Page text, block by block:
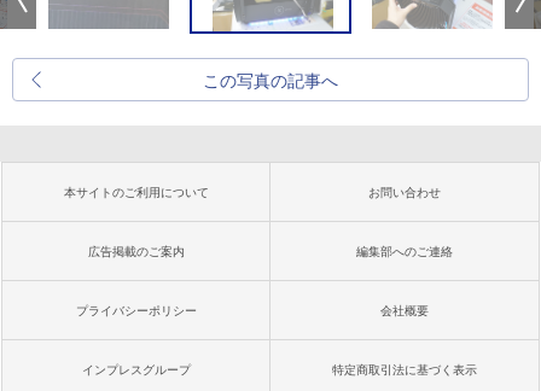
この写真の記事へ
本サイトのご利用について お問い合わせ
広告掲載のご案内 編集部へのご連絡
プライバシーポリシー 会社概要
インプレスグループ 特定商取引法に基づく表示